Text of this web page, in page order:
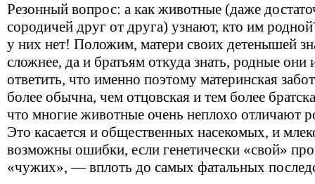
Резонный вопрос: а как животные (даже
сородичей друг от друга) узнают, кто им
у них нет! Положим, матери своих детенышей
сложнее, да и братьям откуда знать, родные
ответить, что именно поэтому материнская
более обычна, чем отцовская и тем более
что многие животные очень неплохо отличают
Это касается и общественных насекомых, и
возможны ошибки, если генетически «свой»
«чужих», — вплоть до самых фатальных